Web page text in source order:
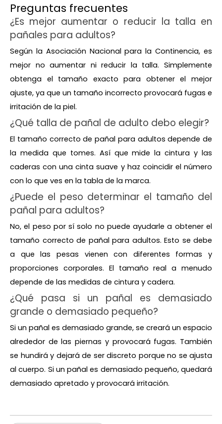
Preguntas frecuentes
¿Es mejor aumentar o reducir la talla en
pañales para adultos?
Según la Asociación Nacional para la Continencia, es
mejor no aumentar ni reducir la talla. Simplemente
obtenga el tamaño exacto para obtener el mejor
ajuste, ya que un tamaño incorrecto provocará fugas e
irritación de la piel.
¿Qué talla de pañal de adulto debo elegir?
El tamaño correcto de pañal para adultos depende de
la medida que tomes. Así que mide la cintura y las
caderas con una cinta suave y haz coincidir el número
con lo que ves en la tabla de la marca.
¿Puede el peso determinar el tamaño del
pañal para adultos?
No, el peso por sí solo no puede ayudarle a obtener el
tamaño correcto de pañal para adultos. Esto se debe
a que las pesas vienen con diferentes formas y
proporciones corporales. El tamaño real a menudo
depende de las medidas de cintura y cadera.
¿Qué pasa si un pañal es demasiado
grande o demasiado pequeño?
Si un pañal es demasiado grande, se creará un espacio
alrededor de las piernas y provocará fugas. También
se hundirá y dejará de ser discreto porque no se ajusta
al cuerpo. Si un pañal es demasiado pequeño, quedará
demasiado apretado y provocará irritación.